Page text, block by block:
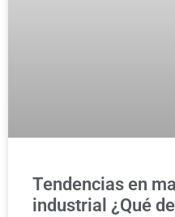
Tendencias en
industrial ¿Qué